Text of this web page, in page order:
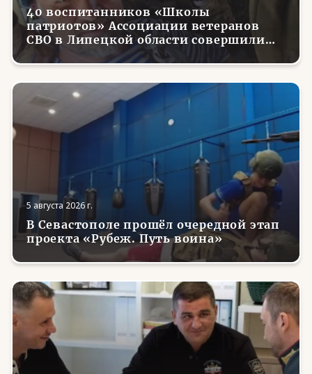
40 воспитанников «Школы
патриотов» Ассоциации ветеранов
СВО в Липецкой области совершили
первые парашютные прыжки
5 августа 2026 г.
В Севастополе прошёл очередной этап
проекта «Рубеж. Путь воина»